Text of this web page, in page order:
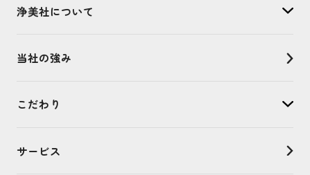
浄美社について
当社の強み
こだわり
サービス